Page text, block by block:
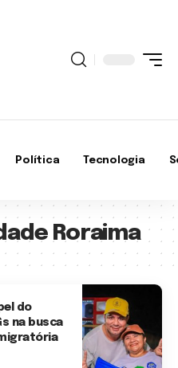
Política Tecnologia
Roraima
do
na busca